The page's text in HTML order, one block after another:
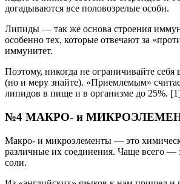
догадываются все половозрелые особи.
Липиды — так же основа строения
особенно тех, которые отвечают за
иммунитет.
Поэтому, никогда не ограничивайте
(но и меру знайте). «Приемлемым»
липидов в пище и в организме до 25%.
№4 МАКРО- и
Макро- и микроэлементы — это
различные их соединения. Чаще всего —
соли.